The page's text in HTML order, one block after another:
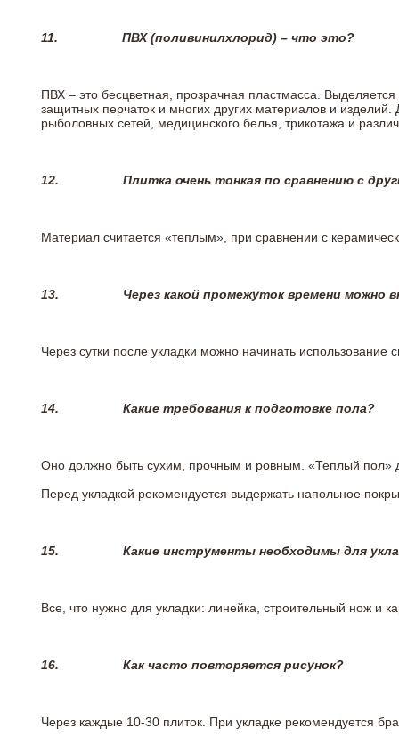
11. ПВХ (поливинилхлорид) – что это?
ПВХ – это бесцветная, прозрачная пластмасса.
защитных перчаток и многих других материалов и
рыболовных сетей, медицинского белья, трикотажа и
12. Плитка очень тонкая по сравнению с
Материал считается «теплым», при сравнении с
13. Через какой промежуток времени можно
Через сутки после укладки можно начинать
14. Какие требования к подготовке пола?
Оно должно быть сухим, прочным и ровным. «Теплый пол»
Перед укладкой рекомендуется выдержать напольное
15. Какие инструменты необходимы для
Все, что нужно для укладки: линейка, строительный нож и
16. Как часто повторяется рисунок?
Через каждые 10-30 плиток. При укладке рекомендуется